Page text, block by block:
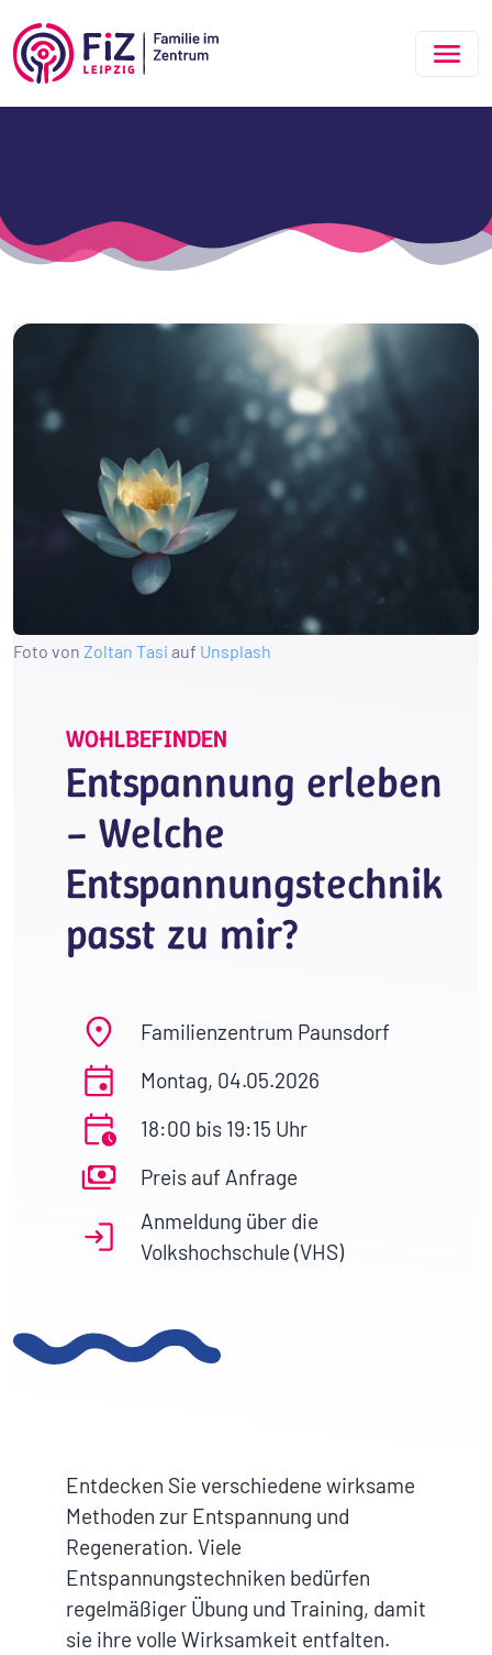
Foto von Zoltan Tasi auf Unsplash
WOHLBEFINDEN
Entspannung erleben
– Welche
Entspannungstechnik
passt zu mir?
Familienzentrum Paunsdorf
Montag, 04.05.2026
18:00 bis 19:15 Uhr
Preis auf Anfrage
Anmeldung über die
Volkshochschule (VHS)
Entdecken Sie verschiedene wirksame
Methoden zur Entspannung und
Regeneration. Viele
Entspannungstechniken bedürfen
regelmäßiger Übung und Training, damit
sie ihre volle Wirksamkeit entfalten.